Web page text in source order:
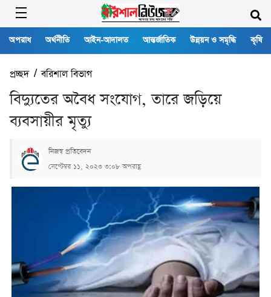
অপরাধ অর্থনীতি আইন-আদালত আন্তর্জাতিক উন্নয়ন ও সমৃদ্ধি কৃষি
প্রচ্ছদ/বরিশাল বিভাগ
বিদ্যুতের অবৈধ সংযোগ, তারে জড়িয়ে
ব্যবসায়ীর মৃত্যু
নিজস্ব প্রতিবেদন
সেপ্টেম্বর ১১, ২০২৩ ৩:০৮ অপরাহ্ণ